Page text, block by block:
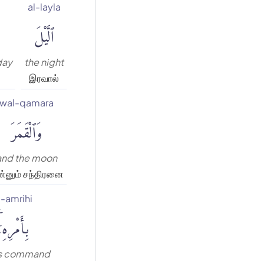
al-layla
ٱلَّيْلَ
the night
இரவால்
wal-qamara
وَٱلْقَمَرَ
the moon
சந்திரனை
amrihi
command